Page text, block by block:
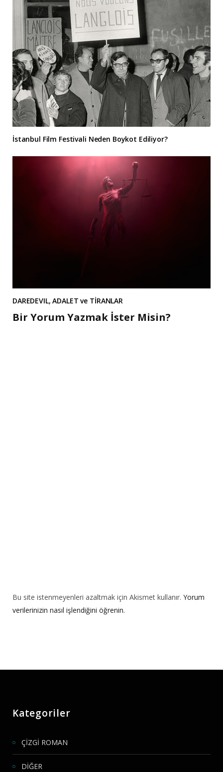
İstanbul Film Festivali Neden Boykot Ediliyor?
DAREDEVIL, ADALET ve TİRANLAR
Bir Yorum Yazmak İster Misin?
Bu site istenmeyenleri azaltmak için Akismet kullanır. Yorum
verilerinizin nasıl işlendiğini öğrenin.
Kategoriler
ÇİZGİ ROMAN
DİĞER